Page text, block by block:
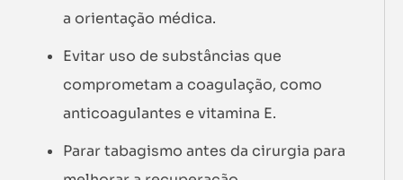
a orientação médica.
Evitar uso de substâncias que
comprometam a coagulação, como
anticoagulantes e vitamina E.
Parar tabagismo antes da cirurgia para